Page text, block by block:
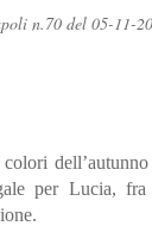
n.70 del 05-11-
per Lucia,